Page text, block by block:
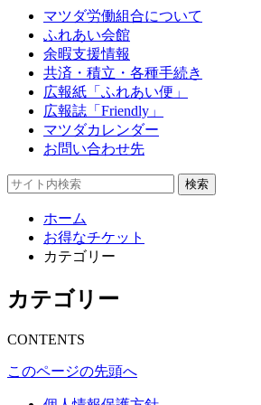
マツダ労働組合について
ふれあい会館
余暇支援情報
共済・積立・各種手続き
広報紙「ふれあい便」
広報誌「Friendly」
マツダカレンダー
お問い合わせ先
ホーム
お得なチケット
カテゴリー
カテゴリー
CONTENTS
このページの先頭へ